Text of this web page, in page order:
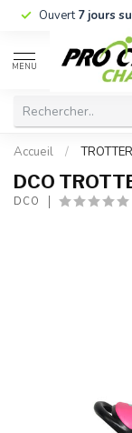
Ouvert7 jours
MENU
Accueil /
DCO
DCO